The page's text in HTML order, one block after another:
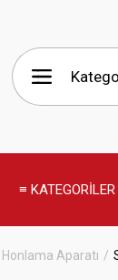
≡ KATEGORİLER
Honlama Aparatı